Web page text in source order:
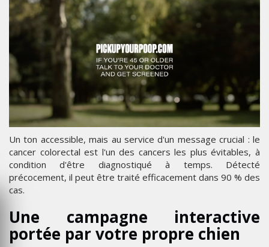
Un ton accessible, mais au service d'un message crucial : le
cancer colorectal est l'un des cancers les plus évitables, à
condition d'être diagnostiqué à temps. Détecté
précocement, il peut être traité efficacement dans 90 % des
cas.
Une campagne interactive
portée par votre propre chien